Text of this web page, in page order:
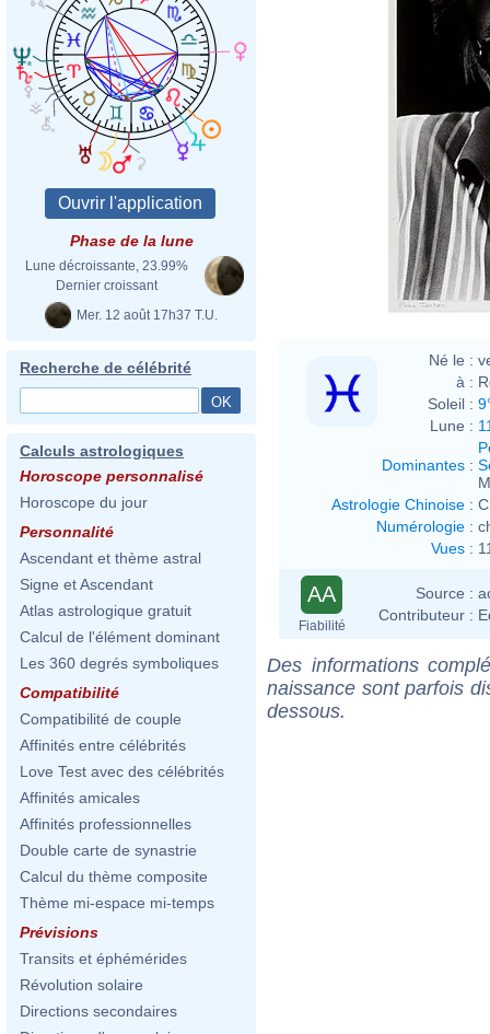
Phase de la lune
Lune décroissante, 23.99%
Dernier croissant
Mer. 12 août 17h37 T.U.
Recherche de célébrité
Calculs astrologiques
Horoscope personnalisé
Horoscope du jour
Personnalité
Ascendant et thème astral
Signe et Ascendant
Atlas astrologique gratuit
Calcul de l'élément dominant
Les 360 degrés symboliques
Compatibilité
Compatibilité de couple
Affinités entre célébrités
Love Test avec des célébrités
Affinités amicales
Affinités professionnelles
Double carte de synastrie
Calcul du thème composite
Thème mi-espace mi-temps
Prévisions
Transits et éphémérides
Révolution solaire
Directions secondaires
Né le :
à :
Soleil :
Lune :
Dominantes :
Astrologie Chinoise :
Numérologie :
Vues :
AA
Fiabilité
Source :
Contributeur :
Des informations
naissance sont parfois
dessous.